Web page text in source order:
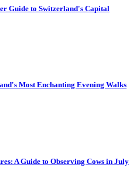
Guide to Switzerland's Capital
Most Enchanting Evening Walks
A Guide to Observing Cows in July